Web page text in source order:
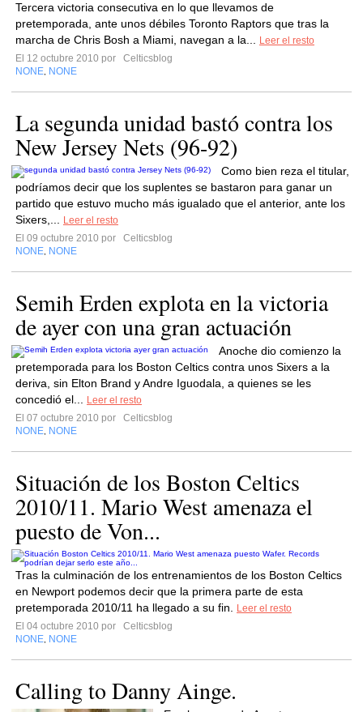
Tercera victoria consecutiva en lo que llevamos de
pretemporada, ante unos débiles Toronto Raptors que tras la
marcha de Chris Bosh a Miami, navegan a la...
Leer el resto
El 12 octubre 2010 por
Celticsblog
NONE NONE
La segunda unidad bastó contra los
New Jersey Nets (96-92)
Como bien reza el titular,
podríamos decir que los suplentes se bastaron para ganar un
partido que estuvo mucho más igualado que el anterior, ante los
Sixers,...
Leer el resto
El 09 octubre 2010 por
Celticsblog
NONE NONE
Semih Erden explota en la victoria
de ayer con una gran actuación
Anoche dio comienzo la
pretemporada para los Boston Celtics contra unos Sixers a la
deriva, sin Elton Brand y Andre Iguodala, a quienes se les
concedió el...
Leer el resto
El 07 octubre 2010 por
Celticsblog
NONE NONE
Situación de los Boston Celtics
2010/11. Mario West amenaza el
puesto de Von...
Tras la culminación de los entrenamientos de los Boston Celtics
en Newport podemos decir que la primera parte de esta
pretemporada 2010/11 ha llegado a su fin.
Leer el resto
El 04 octubre 2010 por
Celticsblog
NONE NONE
Calling to Danny Ainge.